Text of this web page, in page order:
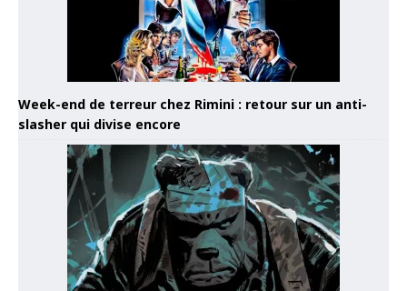
Week-end de terreur chez Rimini : retour sur un anti-
slasher qui divise encore